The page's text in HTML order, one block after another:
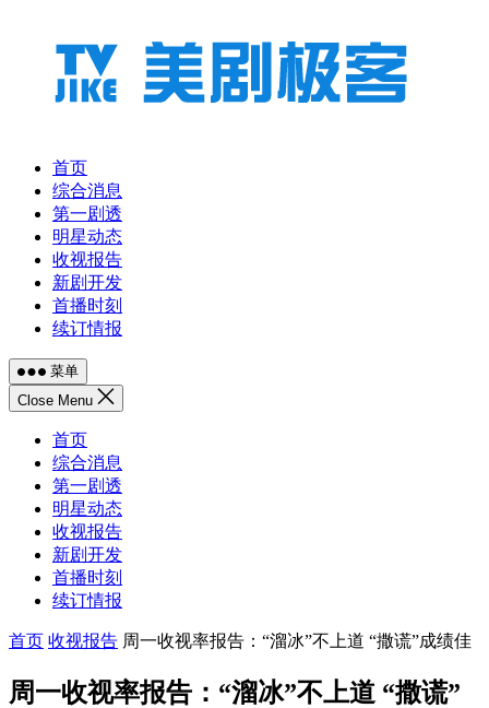
首页
综合消息
第一剧透
明星动态
收视报告
新剧开发
首播时刻
续订情报
菜单
Close Menu
首页
综合消息
第一剧透
明星动态
收视报告
新剧开发
首播时刻
续订情报
首页 收视报告 周一收视率报告：“溜冰”不上道 “撒谎”成绩佳
周一收视率报告：“溜冰”不上道 “撒谎”